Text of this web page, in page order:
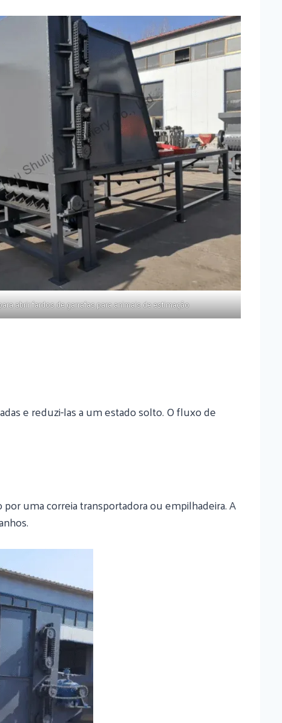
abrir fardos de garrafas para animais de estimação
e reduzi-las a um estado solto. O fluxo de
uma correia transportadora ou empilhadeira. A